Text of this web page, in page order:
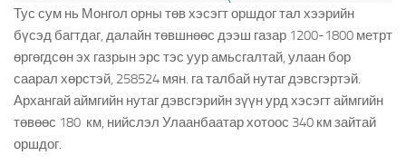
Тус сум нь Монгол орны төв хэсэгт оршдог тал хээрийн
бүсэд багтдаг, далайн төвшнөөс дээш газар 1200-1800 метрт
өргөгдсөн эх газрын эрс тэс уур амьсгалтай, улаан бор
саарал хөрстэй, 258524 мян. га талбай нутаг дэвсгэртэй.
Архангай аймгийн нутаг дэвсгэрийн зүүн урд хэсэгт аймгийн
төвөөс 180 км, нийслэл Улаанбаатар хотоос 340 км зайтай
оршдог.